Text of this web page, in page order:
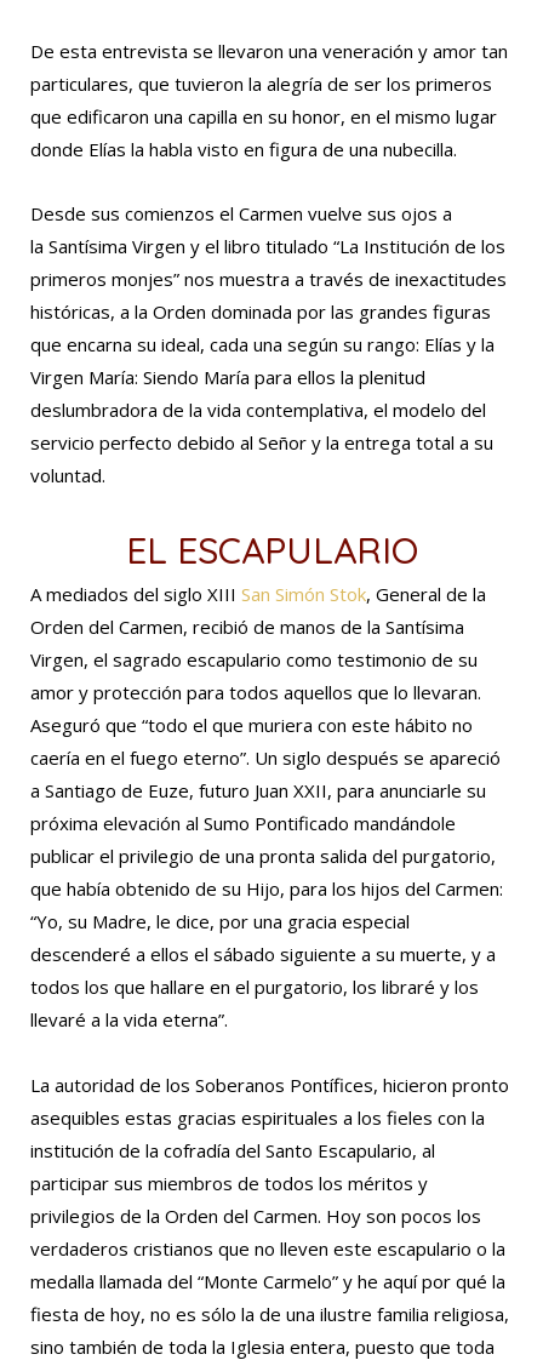
De esta entrevista se llevaron una veneración y amor tan
particulares, que tuvieron la alegría de ser los primeros
que edificaron una capilla en su honor, en el mismo lugar
donde Elías la habla visto en figura de una nubecilla.
Desde sus comienzos el Carmen vuelve sus ojos a
la Santísima Virgen y el libro titulado “La Institución de los
primeros monjes” nos muestra a través de inexactitudes
históricas, a la Orden dominada por las grandes figuras
que encarna su ideal, cada una según su rango: Elías y la
Virgen María: Siendo María para ellos la plenitud
deslumbradora de la vida contemplativa, el modelo del
servicio perfecto debido al Señor y la entrega total a su
voluntad.
EL ESCAPULARIO
A mediados del siglo XIII San Simón Stok, General de la
Orden del Carmen, recibió de manos de la Santísima
Virgen, el sagrado escapulario como testimonio de su
amor y protección para todos aquellos que lo llevaran.
Aseguró que “todo el que muriera con este hábito no
caería en el fuego eterno”. Un siglo después se apareció
a Santiago de Euze, futuro Juan XXII, para anunciarle su
próxima elevación al Sumo Pontificado mandándole
publicar el privilegio de una pronta salida del purgatorio,
que había obtenido de su Hijo, para los hijos del Carmen:
“Yo, su Madre, le dice, por una gracia especial
descenderé a ellos el sábado siguiente a su muerte, y a
todos los que hallare en el purgatorio, los libraré y los
llevaré a la vida eterna”.
La autoridad de los Soberanos Pontífices, hicieron pronto
asequibles estas gracias espirituales a los fieles con la
institución de la cofradía del Santo Escapulario, al
participar sus miembros de todos los méritos y
privilegios de la Orden del Carmen. Hoy son pocos los
verdaderos cristianos que no lleven este escapulario o la
medalla llamada del “Monte Carmelo” y he aquí por qué la
fiesta de hoy, no es sólo la de una ilustre familia religiosa,
sino también de toda la Iglesia entera, puesto que toda